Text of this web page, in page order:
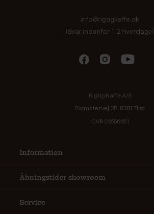
info@rigtigkaffe.dk
(Svar indenfor 1-2 hverdage)
Rigtig Kaffe A/S
Blomstervej 2B, 8381 Tilst
CVR 26556651
Information
Åbningstider showroom
Service